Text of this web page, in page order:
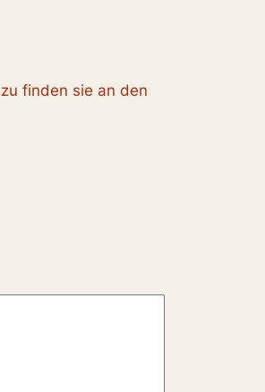
finden sie an den